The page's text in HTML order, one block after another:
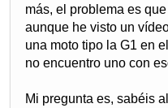
más, el problema es
aunque he visto un
una moto tipo la G1 en
no encuentro uno con
Mi pregunta es, sabéis